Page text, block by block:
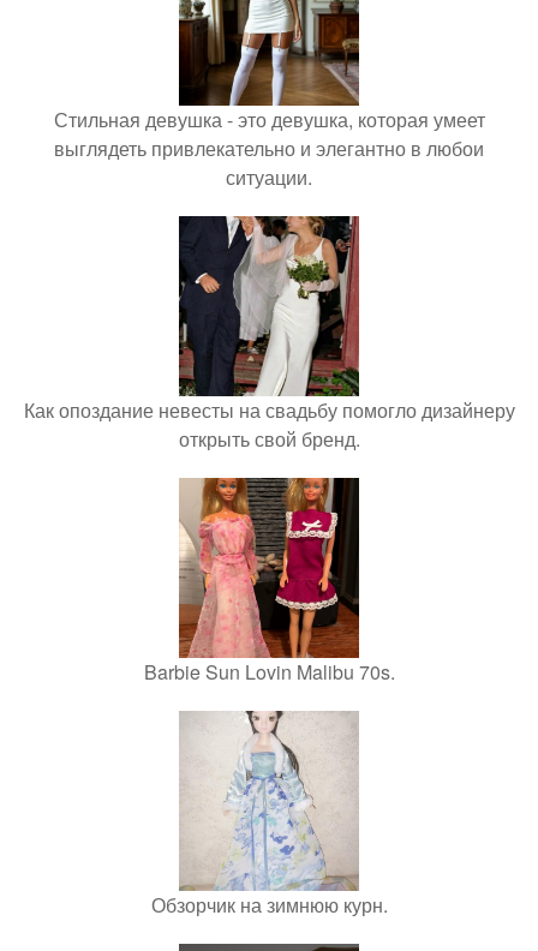
Стильная девушка - это девушка, которая умеет
выглядеть привлекательно и элегантно в любои
ситуации.
Как опоздание невесты на свадьбу помогло дизайнеру
открыть свой бренд.
Barbie Sun Lovin Malibu 70s.
Обзорчик на зимнюю курн.